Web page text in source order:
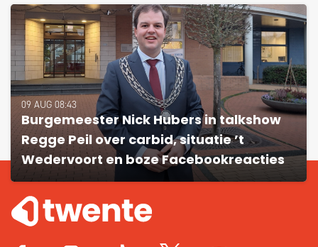
09 AUG 08:43
Burgemeester Nick Hubers in talkshow
Regge Peil over carbid, situatie ’t
Wedervoort en boze Facebookreacties